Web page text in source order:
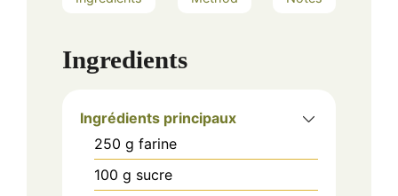
Ingredients
Ingrédients principaux
250 g farine
100 g sucre